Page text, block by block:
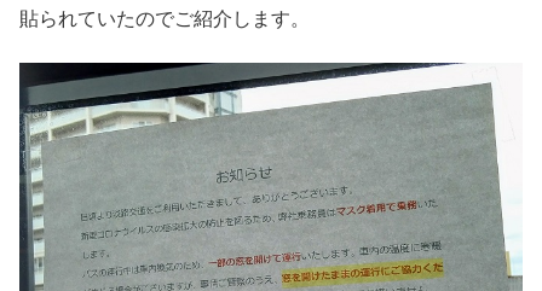
貼られていたのでご紹介します。